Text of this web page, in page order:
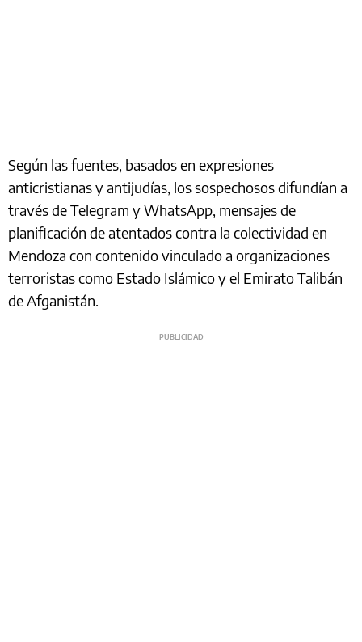
Según las fuentes, basados en expresiones
anticristianas y antijudías, los sospechosos difundían a
través de Telegram y WhatsApp, mensajes de
planificación de atentados contra la colectividad en
Mendoza con contenido vinculado a organizaciones
terroristas como Estado Islámico y el Emirato Talibán
de Afganistán.